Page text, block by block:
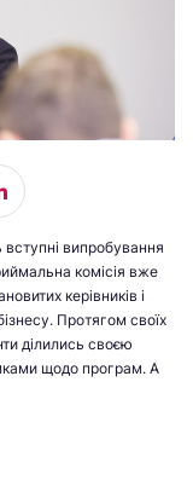
випробування
комісія вже
керівників і
Протягом своїх
ділились своєю
щодо програм. А